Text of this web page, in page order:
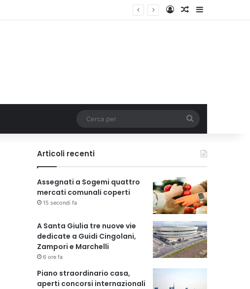
AccediUn articolo a
per
Articoli recenti
Assegnati a Sogemi quattro
mercati comunali coperti
15 secondi fa
A Santa Giulia tre nuove vie
dedicate a Guidi Cingolani,
Zampori e Marchelli
6 ore fa
Piano straordinario casa,
aperti concorsi internazionali